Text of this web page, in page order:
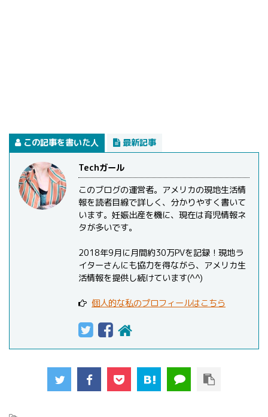
この記事を書いた人 最新記事
Techガール
このブログの運営者。アメリカの現地生活情
報を読者目線で詳しく、分かりやすく書いて
います。妊娠出産を機に、現在は育児情報ネ
タが多いです。
2018年9月に月間約30万PVを記録！現地ラ
イターさんにも協力を得ながら、アメリカ生
活情報を提供し続けています(^^)
個人的な私のプロフィールはこちら